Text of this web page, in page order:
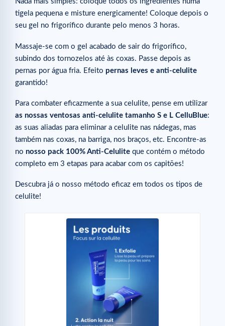
tigela pequena e misture energicamente! Coloque depois o
seu gel no frigorífico durante pelo menos 3 horas.
Massaje-se com o gel acabado de sair do frigorífico,
subindo dos tornozelos até às coxas. Passe depois as
pernas por água fria. Efeito pernas leves e anti-celulite
garantido!
Para combater eficazmente a sua celulite, pense em utilizar
as nossas ventosas anti-celulite tamanho S e L CelluBlue:
as suas aliadas para eliminar a celulite nas nádegas, mas
também nas coxas, na barriga, nos braços, etc. Encontre-as
no nosso pack 100% Anti-Celulite que contém o método
completo em 3 etapas para acabar com os capitões!
Descubra já o nosso método eficaz em todos os tipos de
celulite!